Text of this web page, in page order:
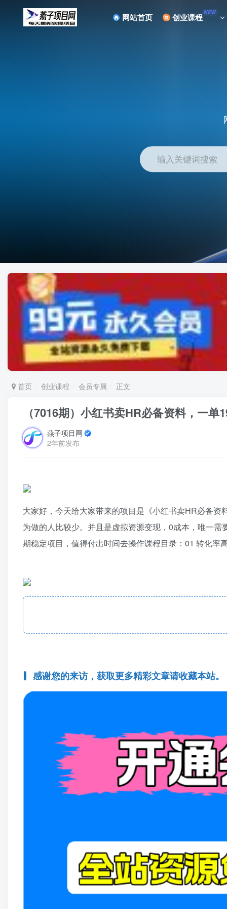
网站首页 创业课程NEW
输入关键词搜索
首页 创业课程 会员专属 正文
（7016期）小红书卖HR必备资料，一
燕子项目网
2年前发布
大家好，今天给大家带来的项目是《小红书卖HR必备
为做的人比较少。并且是虚拟资源变现，0成本，唯一
期稳定项目，值得付出时间去操作课程目录：01 转化
感谢您的来访，获取更多精彩文章请收藏本站。